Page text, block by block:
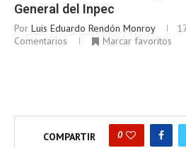
General del Inpec
Por Luis Eduardo Rendón Monroy
Comentarios
Marcar favoritos
COMPARTIR 0